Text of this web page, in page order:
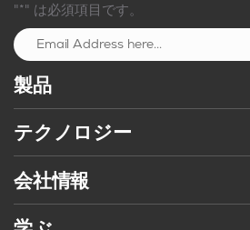
"*" は必須項目です。
製品
テクノロジー
会社情報